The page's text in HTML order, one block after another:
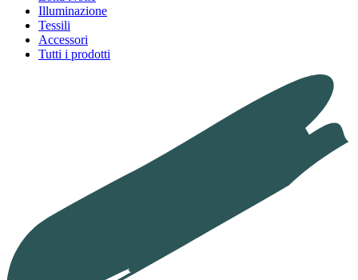
Illuminazione
Tessili
Accessori
Tutti i prodotti